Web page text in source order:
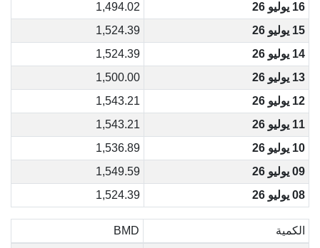
16 يوليو 26
1,494.02
15 يوليو 26
1,524.39
14 يوليو 26
1,524.39
13 يوليو 26
1,500.00
12 يوليو 26
1,543.21
11 يوليو 26
1,543.21
10 يوليو 26
1,536.89
09 يوليو 26
1,549.59
08 يوليو 26
1,524.39
الكمية
BMD